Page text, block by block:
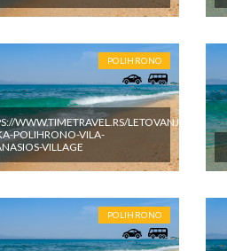
POLIHRONO
WWW.TIMETRAVEL.RS/LETOVANJE-
POLIHRONO-VILA-
VILLAGE
POLIHRONO